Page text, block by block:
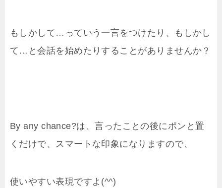
もしかして…っていう一言をつけたり、もしかし
て…と会話を始めたりすることがありませんか？
By any chance?は、言ったことの後にポンと置
くだけで、スマートな印象になりますので、
使いやすい表現ですよ(^^)